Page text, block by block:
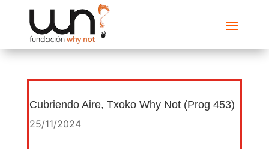
Cubriendo Aire, Txoko Why Not (Prog 453)
25/11/2024